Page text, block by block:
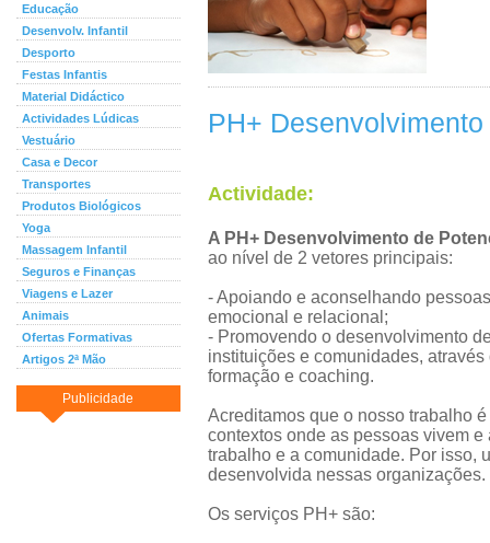
Educação
Desenvolv. Infantil
Desporto
Festas Infantis
Material Didáctico
Actividades Lúdicas
Vestuário
Casa e Decor
Transportes
Produtos Biológicos
Yoga
Massagem Infantil
Seguros e Finanças
Viagens e Lazer
Animais
Ofertas Formativas
Artigos 2ª Mão
Publicidade
PH+
Actividade:
A PH+ Desenvolvimento de
ao nível de 2 vetores principais:
- Apoiando e aconselhando
emocional e relacional;
- Promovendo o desenvolvimento
instituições e comunidades,
formação e coaching.
Acreditamos que o nosso trabalho
contextos onde as pessoas vivem
trabalho e a comunidade. Por isso,
desenvolvida nessas organizações.
Os serviços PH+ são: